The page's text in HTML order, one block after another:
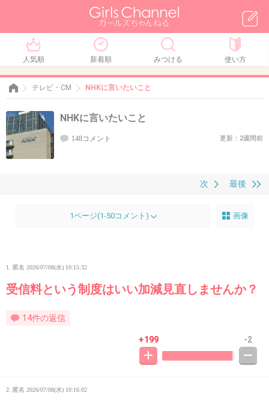
人気順 新着順 みつける 使い方
テレビ・CM NHKに言いたいこと
NHKに言いたいこと
148コメント 更新：2週間前
最後
次
1ページ(1-50コメント) 画像
1. 匿名 2026/07/08(水) 10:15:32
受信料という制度はいい加減見直しませんか？
14件の返信
+199 -2
2. 匿名 2026/07/08(水) 10:16:02